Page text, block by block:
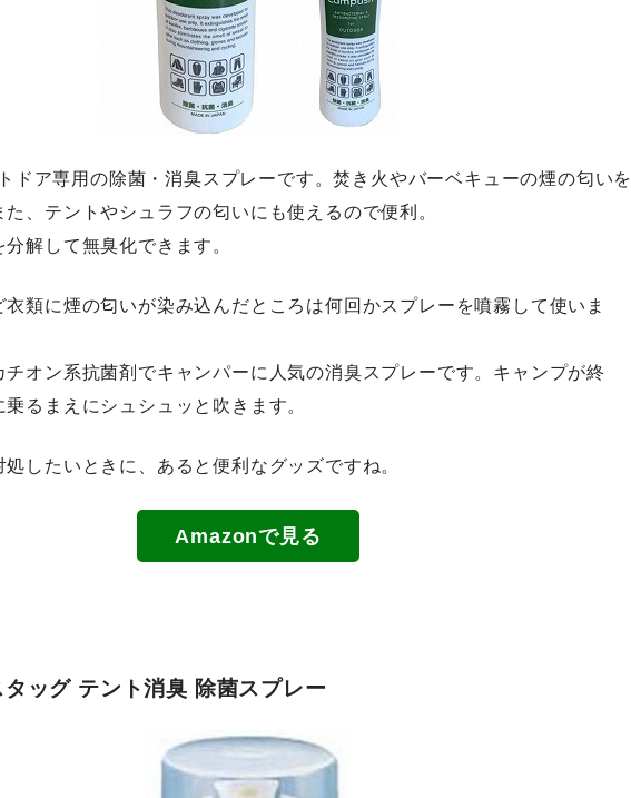
ドア専用の除菌・消臭スプレーです。焚き火やバーベキューの煙の匂いを
、テントやシュラフの匂いにも使えるので便利。
分解して無臭化できます 。
類に煙の匂いが染み込んだところは何回かスプレーを噴霧して使いま
チオン系抗菌剤でキャンパーに人気の消臭スプレーです。キャンプが終
るまえにシュシュッと吹きます。
したいときに、あると便利なグッズですね。
Amazonで見る
ッグ テント消臭 除菌スプレー